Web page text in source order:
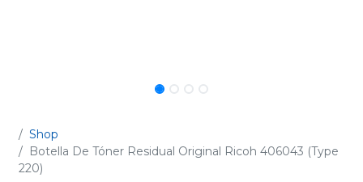
Shop
Botella De Tóner Residual Original Ricoh 406043 (Type
220)